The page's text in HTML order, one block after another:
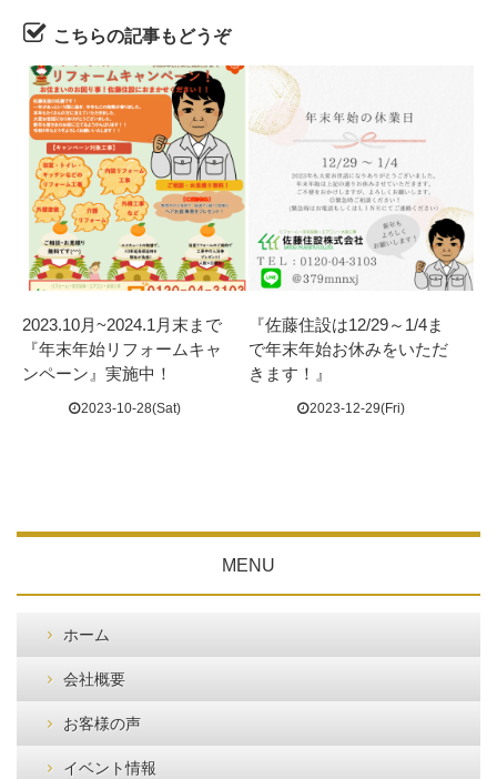
こちらの記事もどうぞ
2023.10月~2024.1月末まで
『年末年始リフォームキャ
ンペーン』実施中！
2023-10-28(Sat)
『佐藤住設は12/29～1/4ま
で年末年始お休みをいただ
きます！』
2023-12-29(Fri)
MENU
ホーム
会社概要
お客様の声
イベント情報